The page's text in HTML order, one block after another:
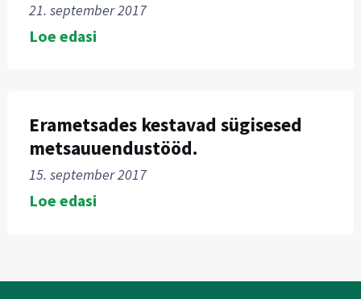
21. september 2017
Loe edasi
Erametsades kestavad sügisesed
metsauuendustööd.
15. september 2017
Loe edasi